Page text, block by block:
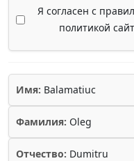
Я согласен с
политикой
Имя: Balamatiuc
Фамилия: Oleg
Отчество: Dumitru